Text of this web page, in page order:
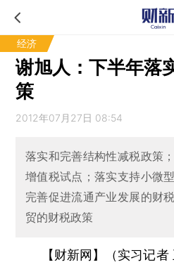
经济
谢旭人：下半年落
策
2012年07月27日 08:54
落实和完善结构性减税政策
增值税试点；落实支持小微
完善促进流通产业发展的财
贸的财税政策
【财新网】（实习记者